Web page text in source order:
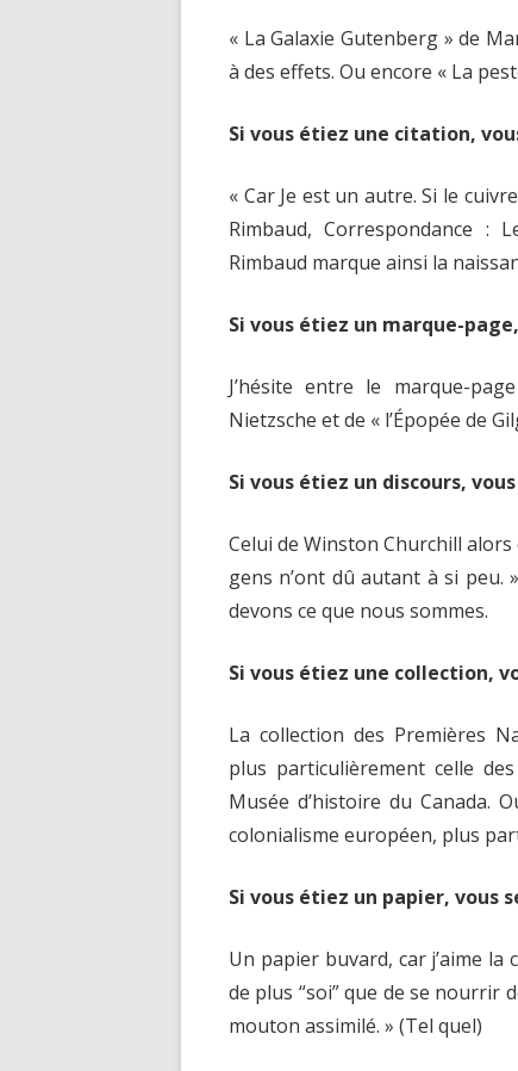
« La Galaxie Gutenberg » de
à des effets. Ou encore « La
Si vous étiez une citation,
« Car Je est un autre. Si le
Rimbaud, Correspondance :
Rimbaud marque ainsi la
Si vous étiez un marque-
J’hésite entre le marque-
Nietzsche et de « l’Épopée de
Si vous étiez un discours,
Celui de Winston Churchill alors
gens n’ont dû autant à si peu.
devons ce que nous sommes.
Si vous étiez une collection,
La collection des Premières
plus particulièrement celle
Musée d’histoire du Canada.
colonialisme européen, plus
Si vous étiez un papier, vous
Un papier buvard, car j’aime
de plus “soi” que de se nourrir
mouton assimilé. » (Tel quel)